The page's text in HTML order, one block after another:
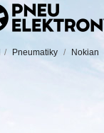
/ Pneumatiky / Nokian